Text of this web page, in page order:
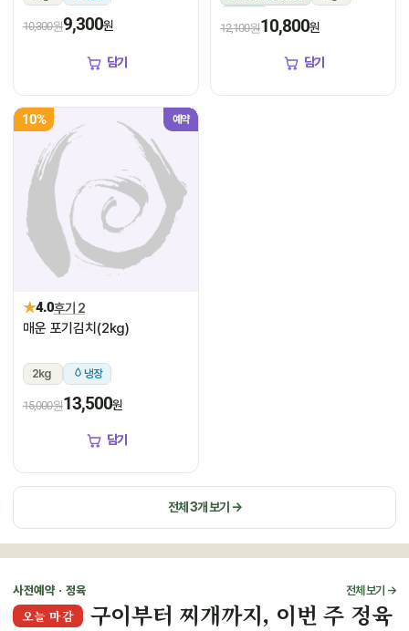
10,300원9,300원
담기
12,100원10,800원
담기
10% 예약
★4.0후기 2
매운 포기김치(2kg)
2kg 냉장
15,000원13,500원
담기
전체 3개 보기 →
사전예약 · 정육 전체 보기 →
오늘 마감 구이부터 찌개까지, 이번 주 정육